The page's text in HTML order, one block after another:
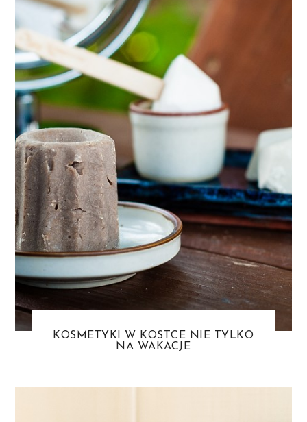
KOSMETYKI W KOSTCE NIE TYLKO
NA WAKACJE